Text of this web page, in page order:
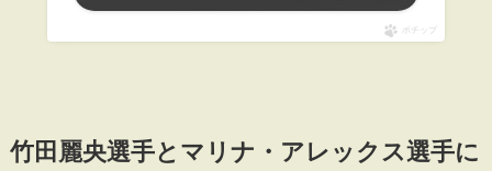
ポチップ
竹田麗央選手とマリナ・アレックス選手に